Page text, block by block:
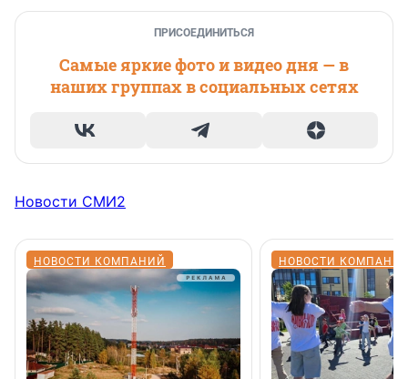
ПРИСОЕДИНИТЬСЯ
Самые яркие фото и видео дня — в
наших группах в социальных сетях
Новости СМИ2
НОВОСТИ КОМПАНИЙ НОВОСТИ